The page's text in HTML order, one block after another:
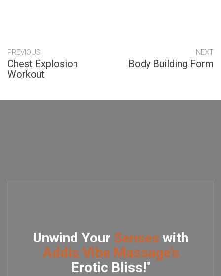
PREVIOUS
Chest Explosion
Workout
NEXT
Body Building Form
Unwind Your Senses with
Addis Vibe Massage’s
Erotic Bliss!"